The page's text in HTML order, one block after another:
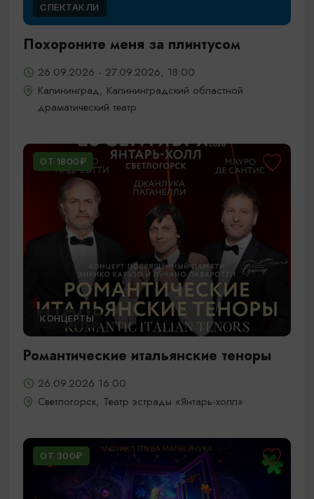
СПЕКТАКЛИ
Похороните меня за плинтусом
26.09.2026 - 27.09.2026, 18:00
Калининград, Калининградский областной
драматический театр
ОТ 1800₽
КОНЦЕРТЫ
Романтические итальянские теноры
26.09.2026 16:00
Светлогорск, Театр эстрады «Янтарь-холл»
ОТ 300₽